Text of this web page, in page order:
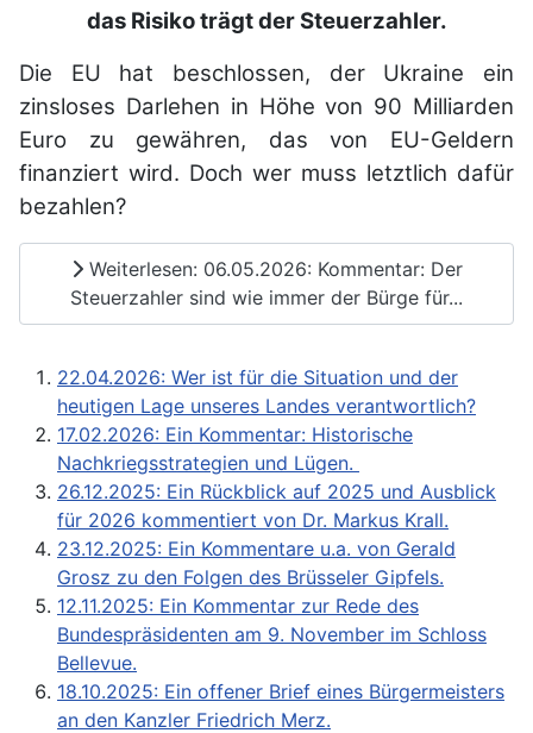
das Risiko trägt der Steuerzahler.
Die EU hat beschlossen, der Ukraine ein
zinsloses Darlehen in Höhe von 90 Milliarden
Euro zu gewähren, das von EU-Geldern
finanziert wird. Doch wer muss letztlich dafür
bezahlen?
Weiterlesen: 06.05.2026: Kommentar: Der
Steuerzahler sind wie immer der Bürge für...
22.04.2026: Wer ist für die Situation und der
heutigen Lage unseres Landes verantwortlich?
17.02.2026: Ein Kommentar: Historische
Nachkriegsstrategien und Lügen.
26.12.2025: Ein Rückblick auf 2025 und Ausblick
für 2026 kommentiert von Dr. Markus Krall.
23.12.2025: Ein Kommentare u.a. von Gerald
Grosz zu den Folgen des Brüsseler Gipfels.
12.11.2025: Ein Kommentar zur Rede des
Bundespräsidenten am 9. November im Schloss
Bellevue.
18.10.2025: Ein offener Brief eines Bürgermeisters
an den Kanzler Friedrich Merz.